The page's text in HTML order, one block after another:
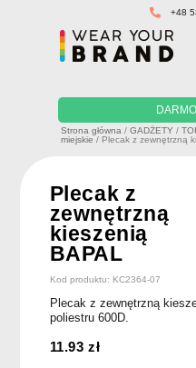
+48
Strona główna /GADŻETY /
miejskie / Plecak z zewnętrzną
Plecak z
zewnętrzną
kieszenią
BAPAL
Kod produktu: KC2364-07
Plecak z zewnętrzną
poliestru 600D.
11.93zł